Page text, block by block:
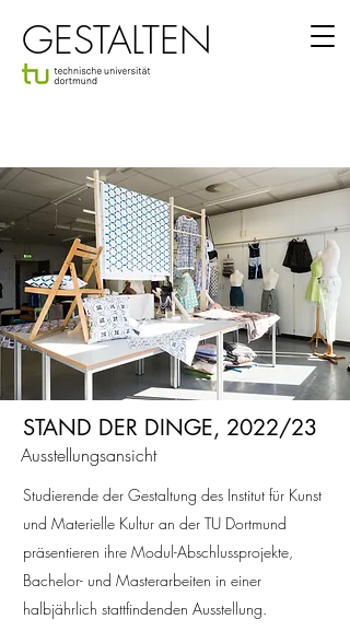
GESTALTEN
STAND DER DINGE, 2022/23
Ausstellungsansicht
Studierende der Gestaltung des Institut für Kunst
und Materielle Kultur an der TU Dortmund
präsentieren ihre Modul-Abschlussprojekte,
Bachelor- und Masterarbeiten in einer
halbjährlich stattfindenden Ausstellung.